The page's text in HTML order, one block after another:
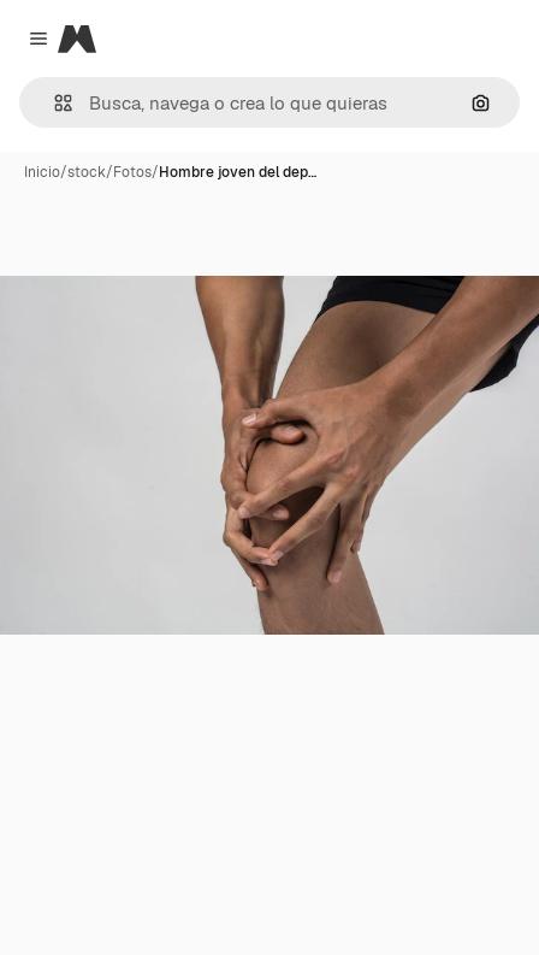
Close menu
Magnific
Inicio/stock/Fotos/Hombre joven del dep…